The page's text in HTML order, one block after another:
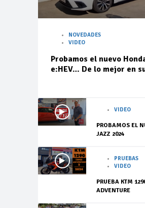
NOVEDADES
VIDEO
Probamos el nuevo
e:HEV… De lo mejor en
VIDEO
PROBAMOS EL
JAZZ 2024
PRUEBAS
VIDEO
PRUEBA KTM
ADVENTURE